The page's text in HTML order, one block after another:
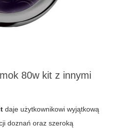
80w kit z innymi
daje użytkownikowi wyjątkową
doznań oraz szeroką